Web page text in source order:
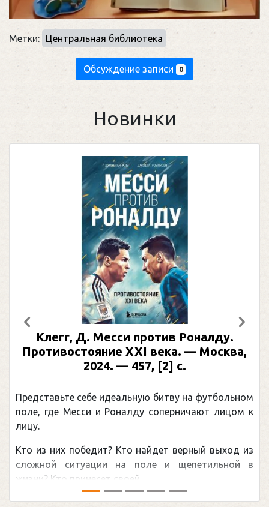
Метки: Центральная библиотека
Обсуждение записи 0
Новинки
Д. Месси против Роналду.
XXI века. — Москва,
2024. — 457, [2] с.
себе идеальную битву на футбольном
и Роналду соперничают лицом к
Кто найдет верный выход из
на поле и щепетильной в
своей ...
Рабинер,
обсуждаемая
мире.Перед
Предыдущий